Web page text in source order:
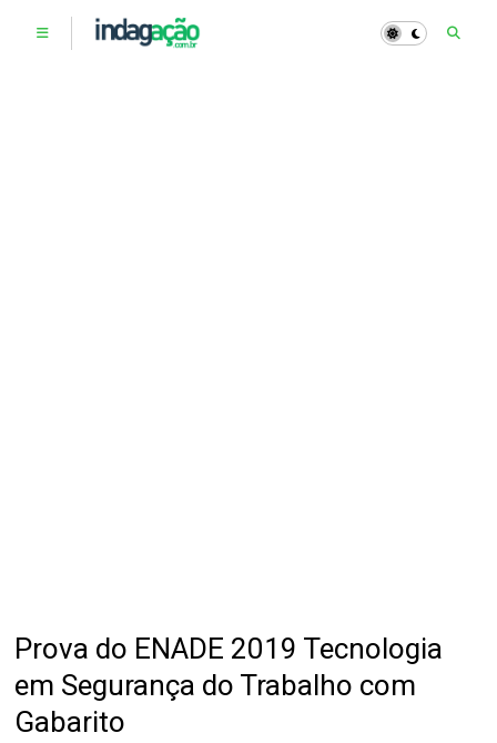
Prova do ENADE 2019 Tecnologia
em Segurança do Trabalho com
Gabarito